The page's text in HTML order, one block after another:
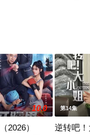
全集），手机免费观
情网等平台了解。
10.0
2026）
第14集
逆转吧